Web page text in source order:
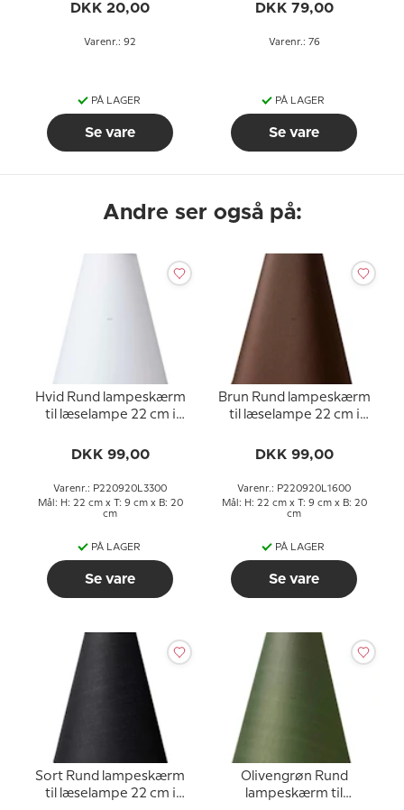
DKK 20,00
Varenr.: 92
PÅ LAGER
Se vare
DKK 79,00
Varenr.: 76
PÅ LAGER
Se vare
Andre ser også på:
Hvid Rund lampeskærm
til læselampe 22 cm i
med gevind og
DKK 99,00
Varenr.: P220920L3300
Mål: H: 22 cm x T: 9 cm x B: 20
cm
PÅ LAGER
Se vare
Brun Rund lampeskærm
til læselampe 22 cm i
med gevind og
DKK 99,00
Varenr.: P220920L1600
Mål: H: 22 cm x T: 9 cm x B: 20
cm
PÅ LAGER
Se vare
Sort Rund lampeskærm
til læselampe 22 cm i
Olivengrøn Rund
lampeskærm til